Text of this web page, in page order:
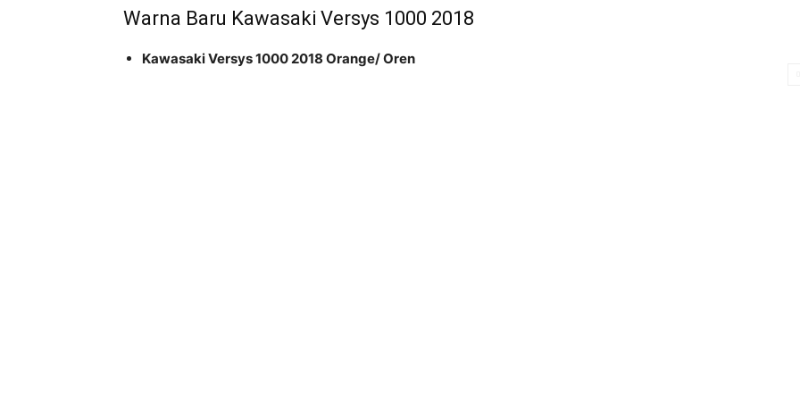
Warna Baru Kawasaki Versys 1000 2018
Kawasaki Versys 1000 2018 Orange/ Oren